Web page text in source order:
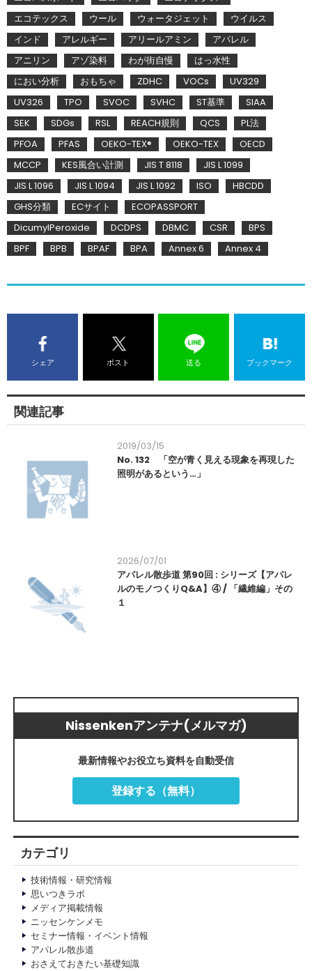
エコテックス
ウール ウォータジェット
ウイルス
インド
アレルギー アリールアミン
アパレル
アニリン
アゾ染料 わが街自慢
はっ水性
におい分析
おもちゃ ZDHC VOCs
UV329
UV326
TPO SVOC SVHC ST基準
SIAA
SEK
SDGs RSL REACH規則 QCS
PL法
PFOA
PFAS OEKO-TEX® OEKO-TEX
OECD
MCCP
KES風合い計測 JIS T 8118
JIS L 1099
JIS L 1096
JIS L 1094 JIS L 1092 ISO
HBCDD
GHS分類
ECサイト
ECOPASSPORT
DicumylPeroxide
DCDPS DBMC CSR
BPS
BPF
BPB BPAF BPA Annex 6 Annex 4
シェア ポスト 送る ブックマーク
関連記事
2019/03/15
No. 132 「空が青く見える現象を再現した
照明があるという…」
2026/07/01
アパレル散歩道 第90回 : シリーズ【アパレ
ルのモノつくりQ&A】④ / 「繊維編」その
１
Nissenkenアンテナ(メルマガ)
最新情報やお役立ち資料を自動受信
登録する（無料）
カテゴリ
技術情報・研究情報
思いつきラボ
メディア掲載情報
ニッセンケンメモ
セミナー情報・イベント情報
アパレル散歩道
おさえておきたい基礎知識